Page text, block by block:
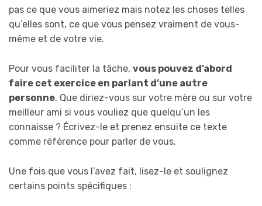
pas ce que vous aimeriez mais notez les choses telles
qu’elles sont, ce que vous pensez vraiment de vous-
même et de votre vie.
Pour vous faciliter la tâche, vous pouvez d’abord
faire cet exercice en parlant d’une autre
personne. Que diriez-vous sur votre mère ou sur votre
meilleur ami si vous vouliez que quelqu’un les
connaisse ? Écrivez-le et prenez ensuite ce texte
comme référence pour parler de vous.
Une fois que vous l’avez fait, lisez-le et soulignez
certains points spécifiques :